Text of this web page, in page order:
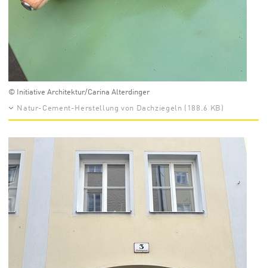
© Initiative Architektur/Carina Alterdinger
Natur-Cement-Herstellung von Dachziegeln (188.6 KB)